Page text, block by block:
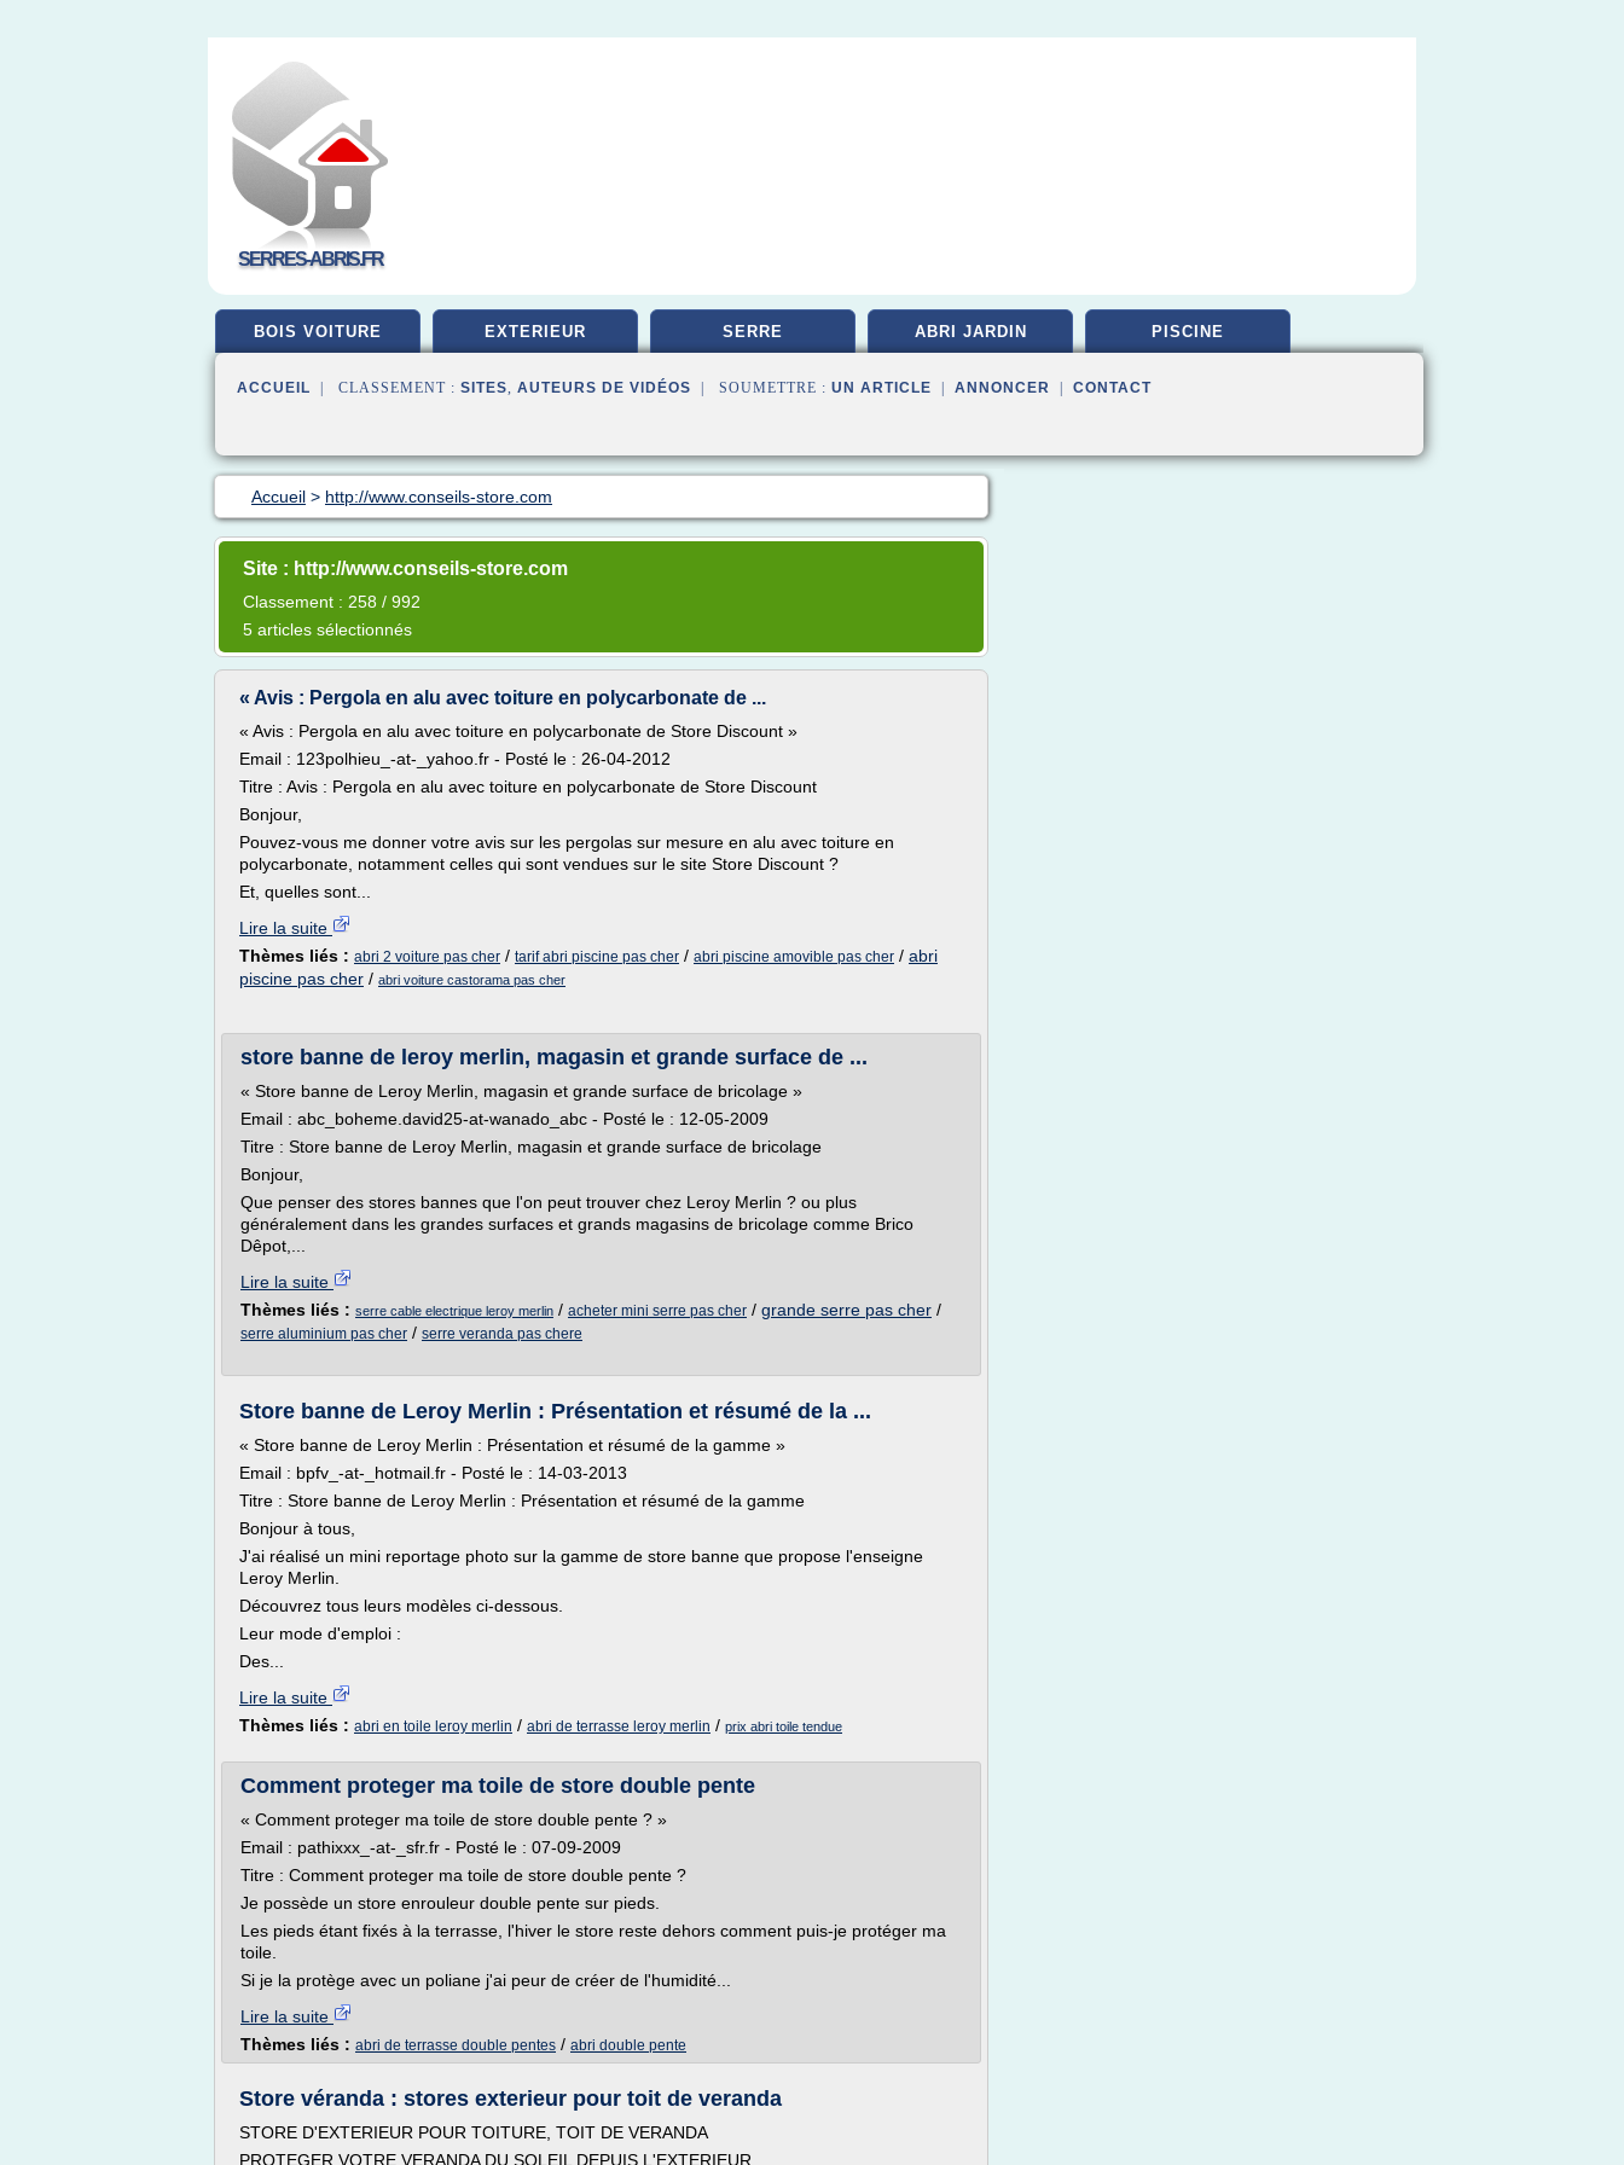
SERRES-ABRIS.FR
BOIS VOITURE EXTERIEUR SERRE ABRI JARDIN PISCINE
ACCUEIL | CLASSEMENT : SITES, AUTEURS DE VIDÉOS | SOUMETTRE : UN ARTICLE ANNONCER CONTACT
Accueil > http://www.conseils-store.com
Site : http://www.conseils-store.com
Classement : 258 / 992
5 articles sélectionnés
« Avis : Pergola en alu avec toiture en polycarbonate de ...
« Avis : Pergola en alu avec toiture en polycarbonate de Store Discount »
Email : 123polhieu_-at-_yahoo.fr - Posté le : 26-04-2012
Titre : Avis : Pergola en alu avec toiture en polycarbonate de Store Discount
Bonjour,
Pouvez-vous me donner votre avis sur les pergolas sur mesure en alu avec toiture en
polycarbonate, notamment celles qui sont vendues sur le site Store Discount ?
Et, quelles sont...
Lire la suite
Thèmes liés : abri 2 voiture pas cher / tarif abri piscine pas cher / abri piscine amovible pas cher / abri
piscine pas cher / abri voiture castorama pas cher
store banne de leroy merlin, magasin et grande surface de ...
« Store banne de Leroy Merlin, magasin et grande surface de bricolage »
Email : abc_boheme.david25-at-wanado_abc - Posté le : 12-05-2009
Titre : Store banne de Leroy Merlin, magasin et grande surface de bricolage
Bonjour,
Que penser des stores bannes que l'on peut trouver chez Leroy Merlin ? ou plus
généralement dans les grandes surfaces et grands magasins de bricolage comme Brico
Dêpot,...
Lire la suite
Thèmes liés : serre cable electrique leroy merlin / acheter mini serre pas cher / grande serre pas cher /
serre aluminium pas cher / serre veranda pas chere
Store banne de Leroy Merlin : Présentation et résumé de la ...
« Store banne de Leroy Merlin : Présentation et résumé de la gamme »
Email : bpfv_-at-_hotmail.fr - Posté le : 14-03-2013
Titre : Store banne de Leroy Merlin : Présentation et résumé de la gamme
Bonjour à tous,
J'ai réalisé un mini reportage photo sur la gamme de store banne que propose l'enseigne
Leroy Merlin.
Découvrez tous leurs modèles ci-dessous.
Leur mode d'emploi :
Des...
Lire la suite
Thèmes liés : abri en toile leroy merlin / abri de terrasse leroy merlin / prix abri toile tendue
Comment proteger ma toile de store double pente
« Comment proteger ma toile de store double pente ? »
Email : pathixxx_-at-_sfr.fr - Posté le : 07-09-2009
Titre : Comment proteger ma toile de store double pente ?
Je possède un store enrouleur double pente sur pieds.
Les pieds étant fixés à la terrasse, l'hiver le store reste dehors comment puis-je protéger ma
toile.
Si je la protège avec un poliane j'ai peur de créer de l'humidité...
Lire la suite
Thèmes liés : abri de terrasse double pentes / abri double pente
Store véranda : stores exterieur pour toit de veranda
STORE D'EXTERIEUR POUR TOITURE, TOIT DE VERANDA
PROTEGER VOTRE VERANDA DU SOLEIL DEPUIS L'EXTERIEUR